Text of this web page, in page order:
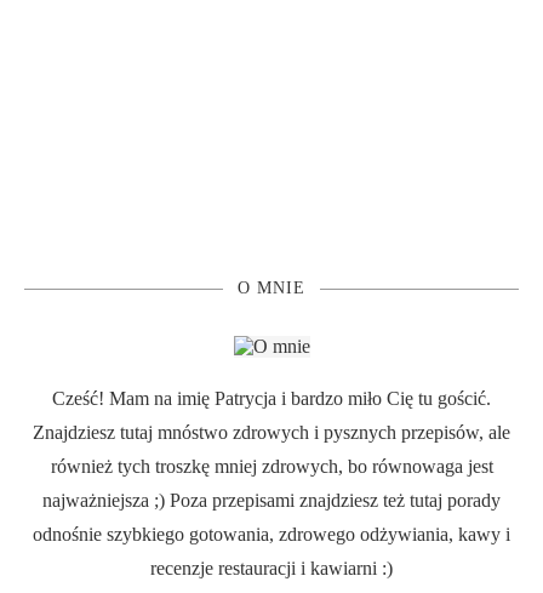
O MNIE
Cześć! Mam na imię Patrycja i bardzo miło Cię tu gościć.
Znajdziesz tutaj mnóstwo zdrowych i pysznych przepisów, ale
również tych troszkę mniej zdrowych, bo równowaga jest
najważniejsza ;) Poza przepisami znajdziesz też tutaj porady
odnośnie szybkiego gotowania, zdrowego odżywiania, kawy i
recenzje restauracji i kawiarni :)